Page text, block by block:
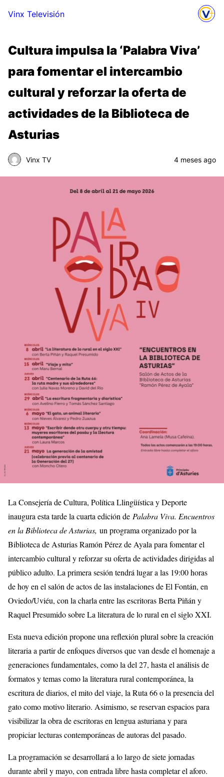
Vinx Televisión
Cultura impulsa la ‘Palabra Viva’
para fomentar el intercambio
cultural y reforzar la oferta de
actividades de la Biblioteca de
Asturias
Vinx TV 4 meses ago
La Consejería de Cultura, Política Llingüística y Deporte
inaugura esta tarde la cuarta edición de Palabra Viva. Encuentros
en la Biblioteca de Asturias, un programa organizado por la
Biblioteca de Asturias Ramón Pérez de Ayala para fomentar el
intercambio cultural y reforzar su oferta de actividades dirigidas al
público adulto. La primera sesión tendrá lugar a las 19:00 horas
de hoy en el salón de actos de las instalaciones de El Fontán, en
Oviedo/Uviéu, con la charla entre las escritoras Berta Piñán y
Raquel Presumido sobre La literatura de lo rural en el siglo XXI.
Esta nueva edición propone una reflexión plural sobre la creación
literaria a partir de enfoques diversos que van desde el homenaje a
generaciones fundamentales, como la del 27, hasta el análisis de
formatos y temas como la literatura rural contemporánea, la
escritura de diarios, el mito del viaje, la Ruta 66 o la presencia del
gato como motivo literario. Asimismo, se reservan espacios para
visibilizar la obra de escritoras en lengua asturiana y para
propiciar lecturas contemporáneas de autoras del pasado.
La programación se desarrollará a lo largo de siete jornadas
durante abril y mayo, con entrada libre hasta completar el aforo.